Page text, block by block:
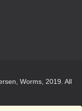
Worms, 2019. All